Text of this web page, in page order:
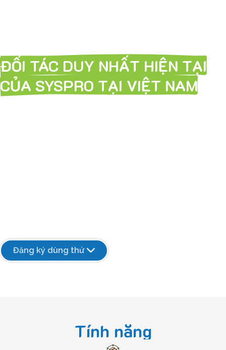
ĐỐI TÁC DUY NHẤT HIỆN TẠI
CỦA SYSPRO TẠI VIỆT NAM
Đăng ký dùng thử
Tính năng